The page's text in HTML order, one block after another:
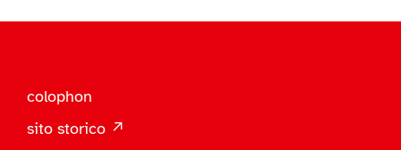
colophon
sito storico ↗